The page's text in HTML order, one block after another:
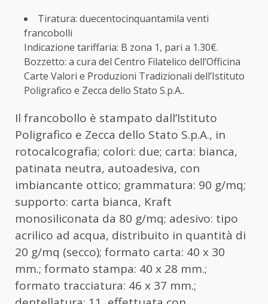
Tiratura: duecentocinquantamila venti
francobolli
Indicazione tariffaria: B zona 1, pari a 1.30€.
Bozzetto: a cura del Centro Filatelico dell’Officina
Carte Valori e Produzioni Tradizionali dell’Istituto
Poligrafico e Zecca dello Stato S.p.A..
Il francobollo è stampato dall’Istituto
Poligrafico e Zecca dello Stato S.p.A., in
rotocalcografia; colori: due; carta: bianca,
patinata neutra, autoadesiva, con
imbiancante ottico; grammatura: 90 g/mq;
supporto: carta bianca, Kraft
monosiliconata da 80 g/mq; adesivo: tipo
acrilico ad acqua, distribuito in quantità di
20 g/mq (secco); formato carta: 40 x 30
mm.; formato stampa: 40 x 28 mm.;
formato tracciatura: 46 x 37 mm.;